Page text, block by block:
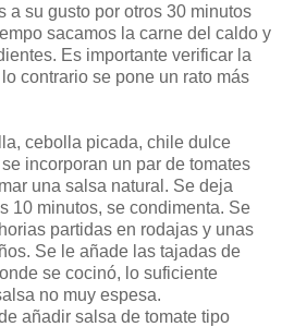
a su gusto por otros 30 minutos
sacamos la carne del caldo y
Es importante verificar la
contrario se pone un rato más
cebolla picada, chile dulce
incorporan un par de tomates
una salsa natural. Se deja
10 minutos, se condimenta. Se
partidas en rodajas y unas
Se le añade las tajadas de
se cocinó, lo suficiente
no muy espesa.
añadir salsa de tomate tipo